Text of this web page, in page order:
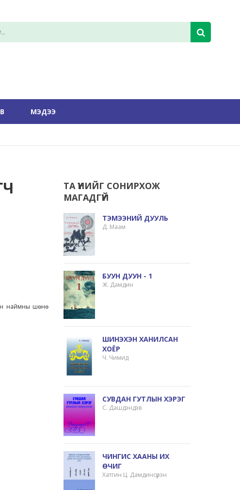
МЭДЭЭ
наймны шөнө
ТА ҮҮНИЙГ СОНИРХОЖ
МАГАДГҮЙ
ТЭМЭЭНИЙ ДУУЛЬ
Д. Маам
БУУН ДУУН - 1
Ж. Дамдин
ШИНЭХЭН ХАНИЛСАН
ХОЁР
Ч. Чимид
СУВДАН ГУТЛЫН ХЭРЭГ
С. Дашдэндэв
ЧИНГИС ХААНЫ ИХ
ӨЧИГ
Хатгин Ц. Дамдинсүрэн